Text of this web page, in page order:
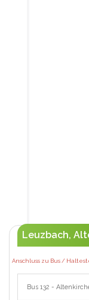
Leuzbach,
Anschluss zu Bus /
Bus 132 -